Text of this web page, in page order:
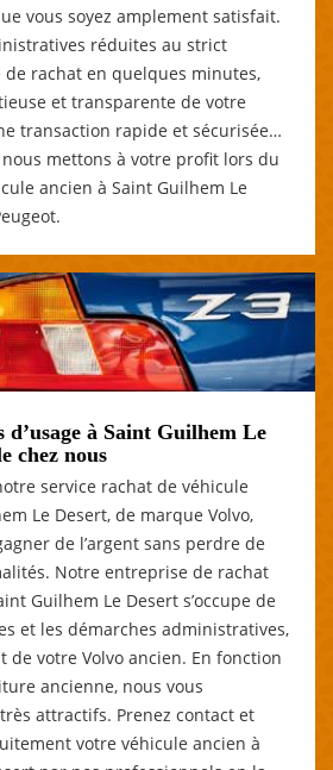
vous soyez amplement satisfait.
réduites au strict
rachat en quelques minutes,
et transparente de votre
transaction rapide et sécurisée…
mettons à votre profit lors du
ancien à Saint Guilhem Le
d’usage à Saint Guilhem Le
chez nous
service rachat de véhicule
Le Desert, de marque Volvo,
de l’argent sans perdre de
Notre entreprise de rachat
Guilhem Le Desert s’occupe de
et les démarches administratives,
de votre Volvo ancien. En fonction
ancienne, nous vous
attractifs. Prenez contact et
votre véhicule ancien à